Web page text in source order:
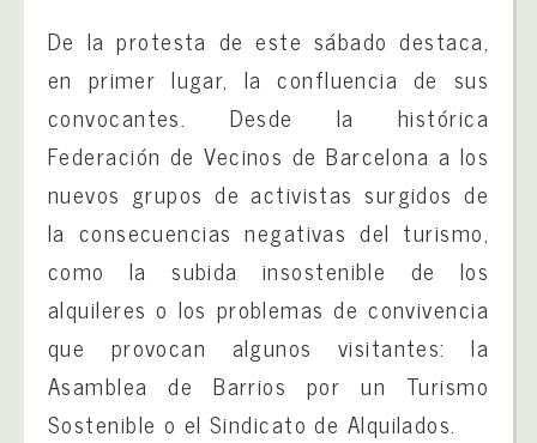
De la protesta de este sábado destaca,
en primer lugar, la confluencia de sus
convocantes. Desde la histórica
Federación de Vecinos de Barcelona a los
nuevos grupos de activistas surgidos de
la consecuencias negativas del turismo,
como la subida insostenible de los
alquileres o los problemas de convivencia
que provocan algunos visitantes: la
Asamblea de Barrios por un Turismo
Sostenible o el Sindicato de Alquilados.